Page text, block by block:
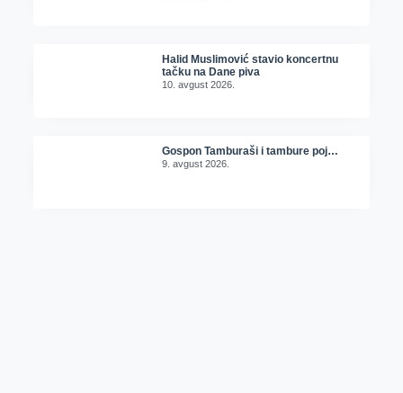
Halid Muslimović stavio koncertnu
tačku na Dane piva
10. avgust 2026.
Gospon Tamburaši i tambure poj…
9. avgust 2026.